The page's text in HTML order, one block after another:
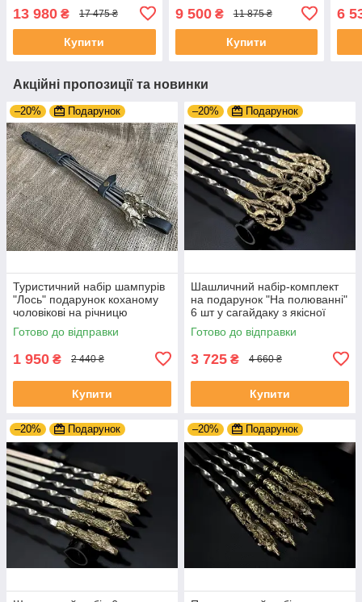
подарунок чоловікові на
ювілей
13 980 ₴ 17 475 ₴
Купити
подарунок Свату на
ювілей
9 500₴ 11 875 ₴
Купити
6
Акційні пропозиції та новинки
–20% Подарунок
Туристичний набір шампурів
"Лось" подарунок коханому
чоловікові на річницю
Готово до відправки
1 950 ₴ 2 440 ₴
Купити
–20% Подарунок
Шашличний набір-комплект
на подарунок "На полюванні"
6 шт у сагайдаку з якісної
натуральної шкіри
Готово до відправки
3 725 ₴ 4 660 ₴
Купити
–20% Подарунок –20% Подарунок